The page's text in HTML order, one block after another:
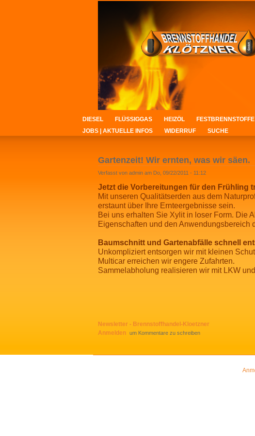
DIESEL FLÜSSIGGAS HEIZÖL FESTBRENNSTOFFE
JOBS | AKTUELLE INFOS
WIDERRUF SUCHE
Gartenzeit! Wir ernten, was wir säen.
Verfasst von admin am Do, 09/22/2011 - 11:12
Jetzt die Vorbereitungen für den Frühling
Mit unseren Qualitätserden aus dem
erstaunt über Ihre Ernteergebnisse sein.
Bei uns erhalten Sie Xylit in loser Form. Die
Eigenschaften und den Anwendungsbereich
Baumschnitt und Gartenabfälle schnell
Unkompliziert entsorgen wir mit kleinen
Multicar erreichen wir engere Zufahrten.
Sammelabholung realisieren wir mit LKW
Newsletter - Brennstoffhandel-Kloetzner
Anmelden um Kommentare zu schreiben